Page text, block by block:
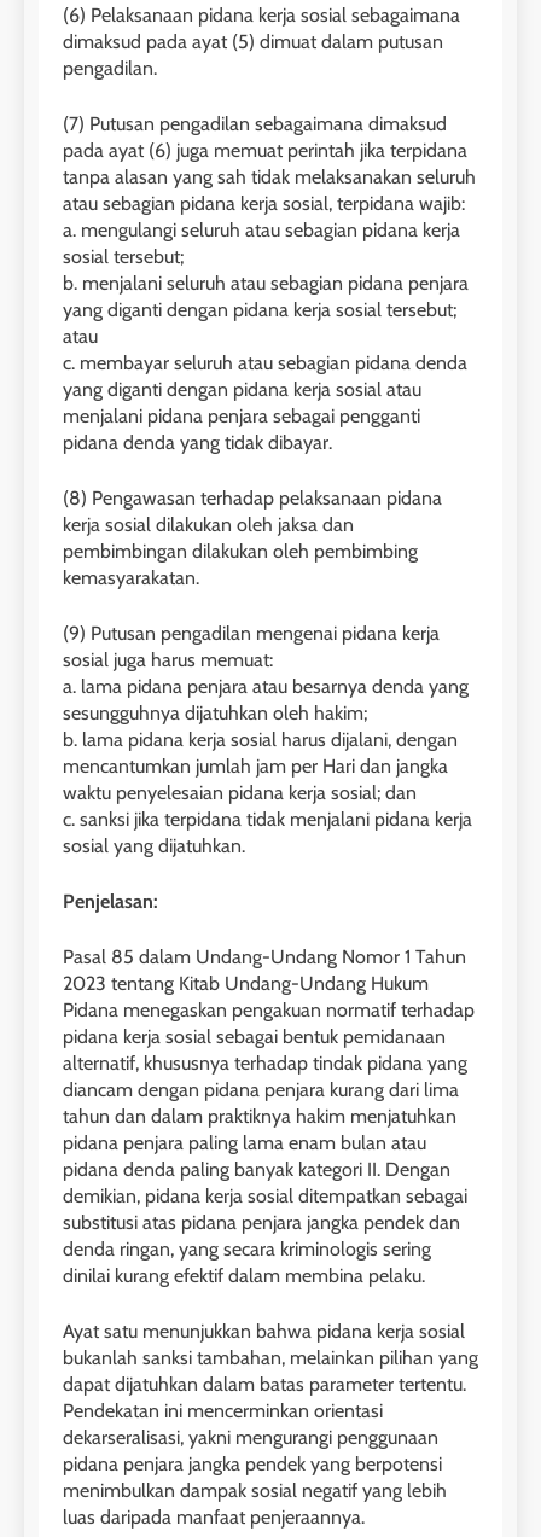
(6) Pelaksanaan pidana kerja sosial sebagaimana
dimaksud pada ayat (5) dimuat dalam putusan
pengadilan.
(7) Putusan pengadilan sebagaimana dimaksud
pada ayat (6) juga memuat perintah jika terpidana
tanpa alasan yang sah tidak melaksanakan seluruh
atau sebagian pidana kerja sosial, terpidana wajib:
a. mengulangi seluruh atau sebagian pidana kerja
sosial tersebut;
b. menjalani seluruh atau sebagian pidana penjara
yang diganti dengan pidana kerja sosial tersebut;
atau
c. membayar seluruh atau sebagian pidana denda
yang diganti dengan pidana kerja sosial atau
menjalani pidana penjara sebagai pengganti
pidana denda yang tidak dibayar.
(8) Pengawasan terhadap pelaksanaan pidana
kerja sosial dilakukan oleh jaksa dan
pembimbingan dilakukan oleh pembimbing
kemasyarakatan.
(9) Putusan pengadilan mengenai pidana kerja
sosial juga harus memuat:
a. lama pidana penjara atau besarnya denda yang
sesungguhnya dijatuhkan oleh hakim;
b. lama pidana kerja sosial harus dijalani, dengan
mencantumkan jumlah jam per Hari dan jangka
waktu penyelesaian pidana kerja sosial; dan
c. sanksi jika terpidana tidak menjalani pidana kerja
sosial yang dijatuhkan.
Penjelasan:
Pasal 85 dalam Undang-Undang Nomor 1 Tahun
2023 tentang Kitab Undang-Undang Hukum
Pidana menegaskan pengakuan normatif terhadap
pidana kerja sosial sebagai bentuk pemidanaan
alternatif, khususnya terhadap tindak pidana yang
diancam dengan pidana penjara kurang dari lima
tahun dan dalam praktiknya hakim menjatuhkan
pidana penjara paling lama enam bulan atau
pidana denda paling banyak kategori II. Dengan
demikian, pidana kerja sosial ditempatkan sebagai
substitusi atas pidana penjara jangka pendek dan
denda ringan, yang secara kriminologis sering
dinilai kurang efektif dalam membina pelaku.
Ayat satu menunjukkan bahwa pidana kerja sosial
bukanlah sanksi tambahan, melainkan pilihan yang
dapat dijatuhkan dalam batas parameter tertentu.
Pendekatan ini mencerminkan orientasi
dekarseralisasi, yakni mengurangi penggunaan
pidana penjara jangka pendek yang berpotensi
menimbulkan dampak sosial negatif yang lebih
luas daripada manfaat penjeraannya.